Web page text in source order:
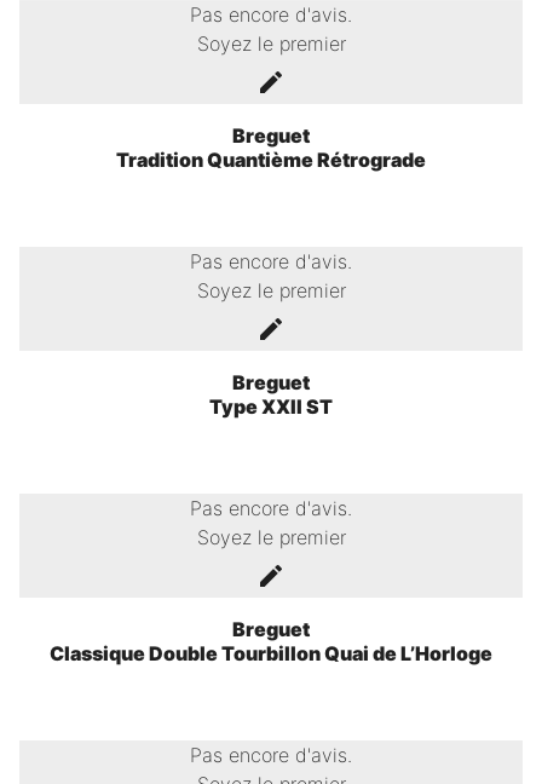
Pas encore d'avis.
Soyez le premier
Breguet
Tradition Quantième Rétrograde
Pas encore d'avis.
Soyez le premier
Breguet
Type XXII ST
Pas encore d'avis.
Soyez le premier
Breguet
Classique Double Tourbillon Quai de L’Horloge
Pas encore d'avis.